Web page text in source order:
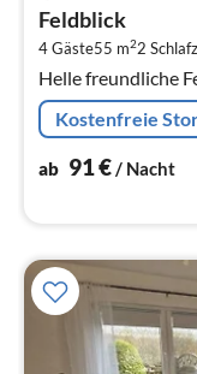
Feldblick
4 Gäste55 m22
Helle freundliche
Kostenfreie
ab 91€/ Nacht